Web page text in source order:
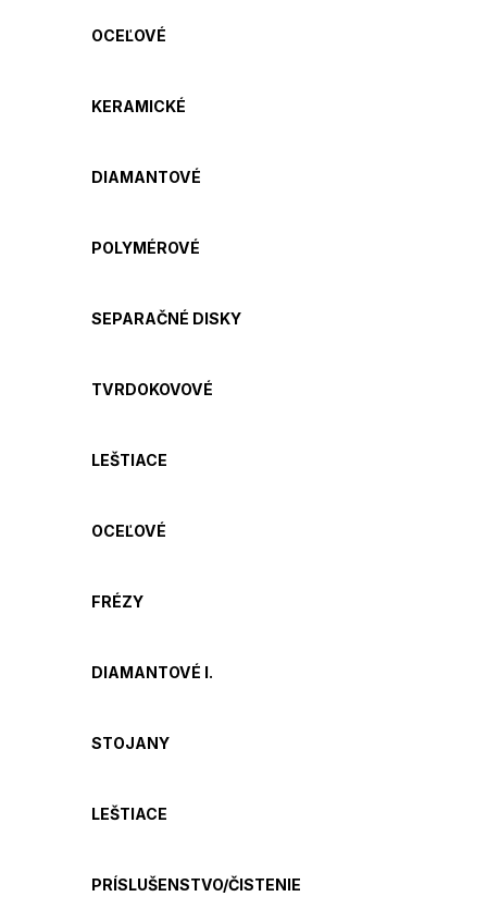
OCEĽOVÉ
KERAMICKÉ
DIAMANTOVÉ
POLYMÉROVÉ
SEPARAČNÉ DISKY
TVRDOKOVOVÉ
LEŠTIACE
OCEĽOVÉ
FRÉZY
DIAMANTOVÉ I.
STOJANY
LEŠTIACE
PRÍSLUŠENSTVO/ČISTENIE